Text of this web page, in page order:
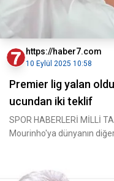
https://haber7.com
10 Eylül 2025 10:58
Premier lig yalan
ucundan iki teklif
SPOR HABERLERİ MİLLİ
Mourinho'ya dünyanın